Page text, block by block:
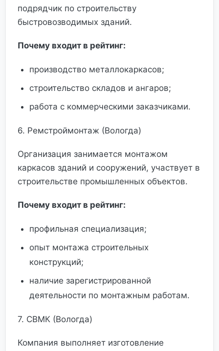
подрядчик по строительству
быстровозводимых зданий.
Почему входит в рейтинг:
производство металлокаркасов;
строительство складов и ангаров;
работа с коммерческими заказчиками.
6. Ремстроймонтаж (Вологда)
Организация занимается монтажом
каркасов зданий и сооружений, участвует в
строительстве промышленных объектов.
Почему входит в рейтинг:
профильная специализация;
опыт монтажа строительных
конструкций;
наличие зарегистрированной
деятельности по монтажным работам.
7. СВМК (Вологда)
Компания выполняет изготовление